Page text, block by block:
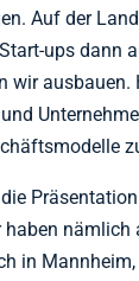
Auf der
ups dann
wir ausbauen.
nämlich
in